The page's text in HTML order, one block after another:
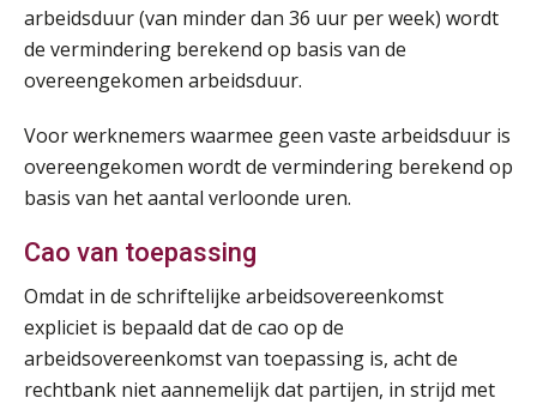
arbeidsduur (van minder dan 36 uur per week) wordt
de vermindering berekend op basis van de
overeengekomen arbeidsduur.
Voor werknemers waarmee geen vaste arbeidsduur is
overeengekomen wordt de vermindering berekend op
basis van het aantal verloonde uren.
Cao van toepassing
Omdat in de schriftelijke arbeidsovereenkomst
expliciet is bepaald dat de cao op de
arbeidsovereenkomst van toepassing is, acht de
rechtbank niet aannemelijk dat partijen, in strijd met
AUG
Opfriscursus VPS (NIRPA PE)
Markus Verbeek Praehep
31
AUG
Markus Verbeek Praehep
01
SEP
MOCuitgevers
03
SEP
Online cursus Wwft voor salarisadministrateurs (inclusief praktijkmodellen)
MOCuitgevers